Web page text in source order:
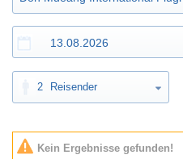
2 Reisender
Kein Ergebnisse gefunden!